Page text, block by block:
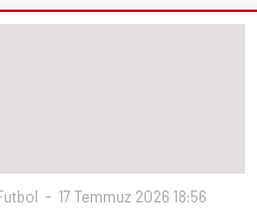
17 Temmuz 2026 18:56